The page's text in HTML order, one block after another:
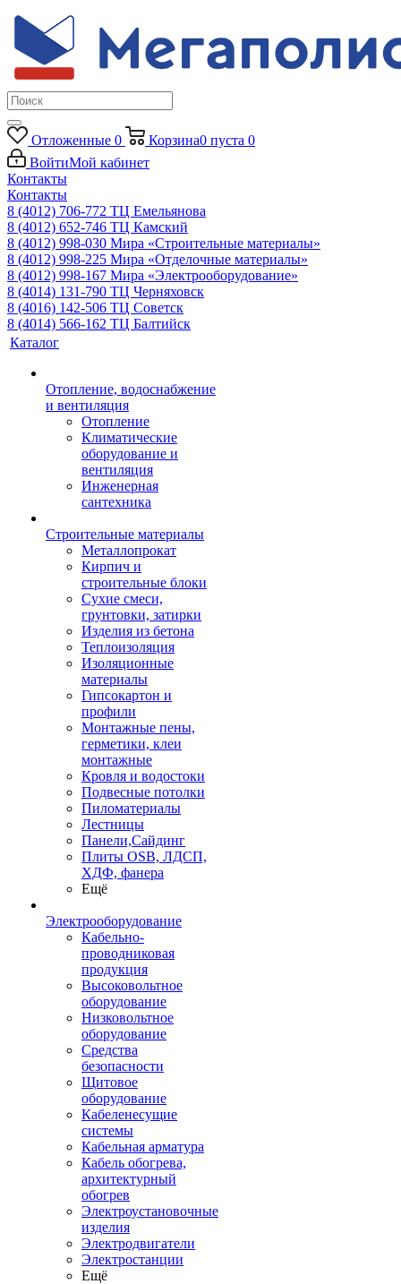
Отложенные 0 Корзина0 пуста 0
ВойтиМой кабинет
Контакты
Контакты
8 (4012) 706-772 ТЦ Емельянова
8 (4012) 652-746 ТЦ Камский
8 (4012) 998-030 Мира «Строительные материалы»
8 (4012) 998-225 Мира «Отделочные материалы»
8 (4012) 998-167 Мира «Электрооборудование»
8 (4014) 131-790 ТЦ Черняховск
8 (4016) 142-506 ТЦ Советск
8 (4014) 566-162 ТЦ Балтийск
Каталог
Отопление, водоснабжение
и вентиляция
Отопление
Климатические
оборудование и
вентиляция
Инженерная
сантехника
Строительные материалы
Металлопрокат
Кирпич и
строительные блоки
Сухие смеси,
грунтовки, затирки
Изделия из бетона
Теплоизоляция
Изоляционные
материалы
Гипсокартон и
профили
Монтажные пены,
герметики, клеи
монтажные
Кровля и водостоки
Подвесные потолки
Пиломатериалы
Лестницы
Панели,Сайдинг
Плиты OSB, ЛДСП,
ХДФ, фанера
Ещё
Электрооборудование
Кабельно-
проводниковая
продукция
Высоковольтное
оборудование
Низковольтное
оборудование
Средства
безопасности
Щитовое
оборудование
Кабеленесущие
системы
Кабельная арматура
Кабель обогрева,
архитектурный
обогрев
Электроустановочные
изделия
Электродвигатели
Электростанции
Ещё